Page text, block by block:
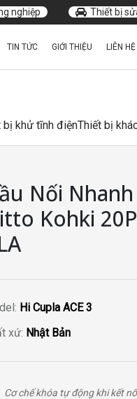
nghiệp Thiết bị
TIN TỨC GIỚI THIỆU LIÊN HỆ
bị khử tĩnh điệnThiết bị
Nối
Kohki
Hi Cupla ACE 3
xứ: Nhật Bản
Cơ chế khóa tự động khi kết